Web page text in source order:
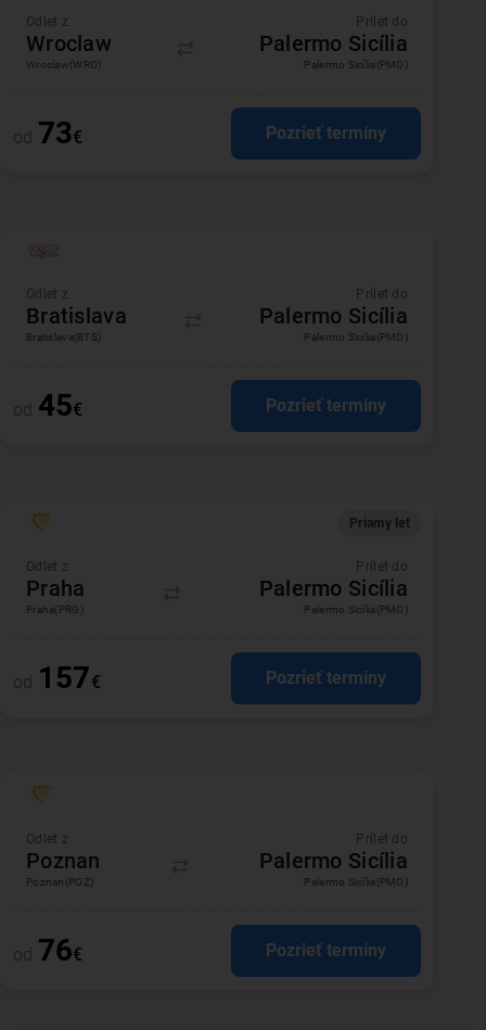
Odlet z
Wroclaw
Prílet do
Palermo Sicília
Wroclaw(WRO) Palermo Sicília(PMO)
od 73€ Pozrieť termíny
Odlet z
Bratislava
Prílet do
Palermo Sicília
Bratislava(BTS) Palermo Sicília(PMO)
od 45€ Pozrieť termíny
Priamy let
Odlet z
Praha
Prílet do
Palermo Sicília
Praha(PRG) Palermo Sicília(PMO)
od 157€ Pozrieť termíny
Odlet z
Poznan
Prílet do
Palermo Sicília
Poznan (POZ) Palermo Sicília(PMO)
od 76€ Pozrieť termíny